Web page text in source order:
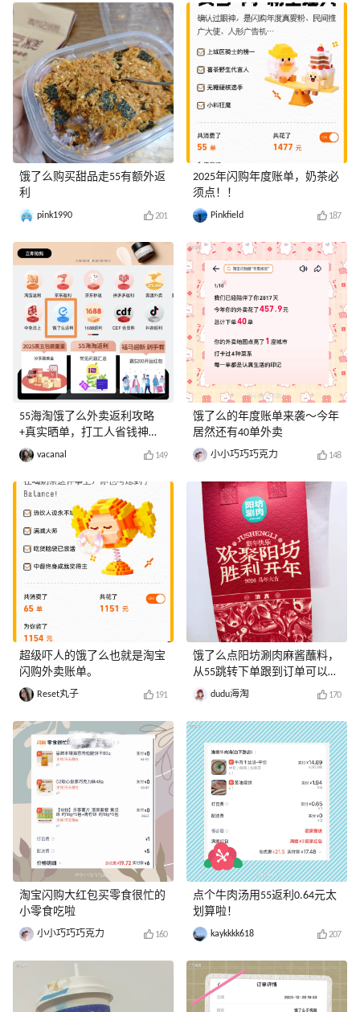
饿了么购买甜品走55有额外返
利
pink1990 201
55海淘饿了么外卖返利攻略
+真实晒单，打工人省钱神
器！vacanal 149
超级吓人的饿了么也就是淘宝
闪购外卖账单。
Reset丸子 191
淘宝闪购大红包买零食很忙的
小零食吃啦
小小巧巧巧克力 160
2025年闪购年度账单，奶茶必
须点！！
Pinkfield 187
饿了么的年度账单来袭～今年
居然还有40单外卖
小小巧巧巧克力 148
饿了么点阳坊涮肉麻酱蘸料，
从55跳转下单跟到订单可以绑
定美金券
dudu海淘 170
点个牛肉汤用55返利0.64元太
划算啦！
kaykkkk618 207